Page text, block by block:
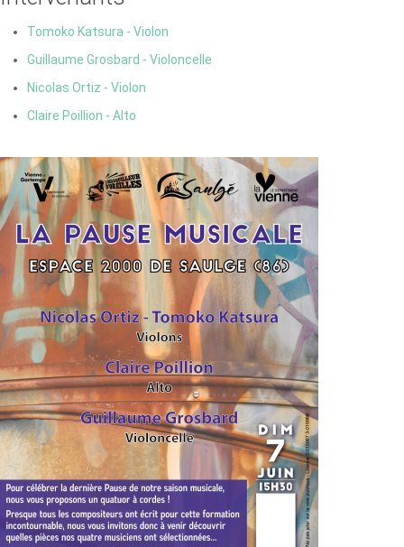
Tomoko Katsura - Violon
Guillaume Grosbard - Violoncelle
Nicolas Ortiz - Violon
Claire Poillion - Alto